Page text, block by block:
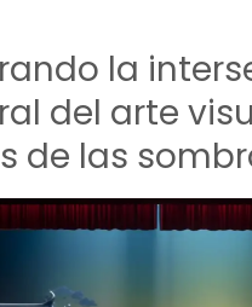
la
del arte
de las